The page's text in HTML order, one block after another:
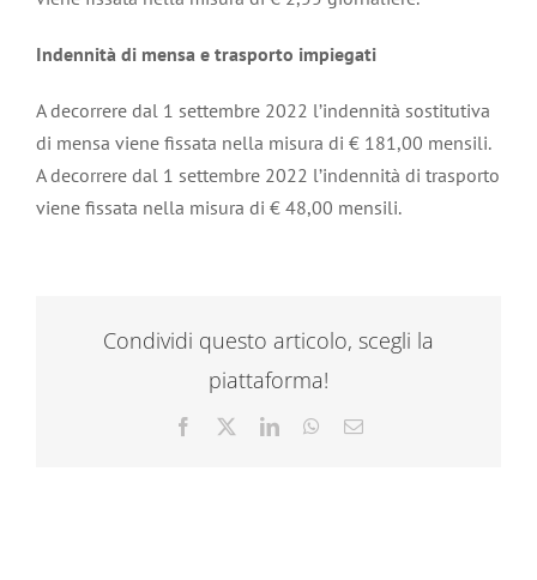
Indennità di mensa e trasporto impiegati
A decorrere dal 1 settembre 2022 l’indennità sostitutiva
di mensa viene fissata nella misura di € 181,00 mensili.
A decorrere dal 1 settembre 2022 l’indennità di trasporto
viene fissata nella misura di € 48,00 mensili.
Condividi questo articolo, scegli la
piattaforma!
Facebook LinkedInWhatsApp
Email